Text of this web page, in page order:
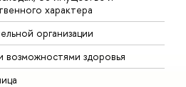
характера
организации
здоровья